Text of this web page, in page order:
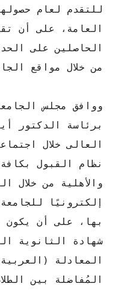
للتقدم لعام
العامة، على أن
الحاصلين على
من خلال مواقع
ووافق مجلس
برئاسة الدكتور
العالى خلال
نظام القبول
والأهلية من خلال
إلكترونيًا
بها، على أن يكون
شهادة الثانوية
المعادلة
المُفاضلة بين